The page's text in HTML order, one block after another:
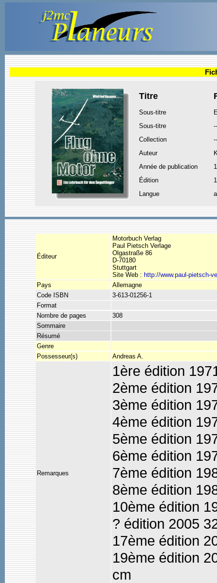
Titre
Sous-titre
Sous-titre
--
Collection
--
Auteur
Année de publication
Édition
Langue
Éditeur
Motorbuch Verlag
Paul Pietsch Verlage
Olgastraße 86
D-70180
Stuttgart
Site Web : http://www.paul-pietsch-
Pays
Allemagne
Code ISBN
3-613-01256-1
Format
Nombre de pages
308
Sommaire
Résumé
Genre
Possesseur(s)
Andreas A.
Remarques
1ère édition
2ème édition
3ème édition
4ème édition
5ème édition
6ème édition
7ème édition
8ème édition
10ème édition
? édition 2005
17ème édition
19ème édition
cm